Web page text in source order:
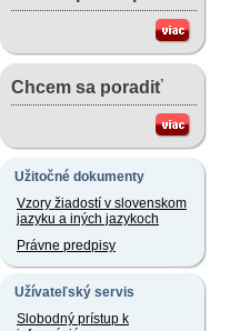
Chcem sa poradiť
Užitočné dokumenty
Vzory žiadostí v slovenskom
jazyku a iných jazykoch
Právne predpisy
Užívateľský servis
Slobodný prístup k